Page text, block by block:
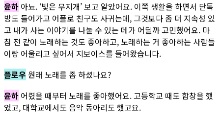
윤하 아뇨. ‘빛은 무지개’ 보고 알았어요. 이쪽 생활을 하면서 단톡
방도 들어가고 어플로 친구도 사귀는데, 그것보다 좀 더 지속성 있
고 내가 사는 이야기를 나눌 수 있는 데가 어딜까 고민했어요. 마
침 전 같이 노래하는 것도 좋아하고, 노래하는 거 좋아하는 사람들
이랑 어울리고 싶어서 지보이스를 들어왔습니다.
플로우 원래 노래를 좀 하셨나요?
윤하 어렸을 때부터 노래를 좋아했어요. 고등학교 때도 합창을 했
었고, 대학교에서도 음악 동아리도 했고요.